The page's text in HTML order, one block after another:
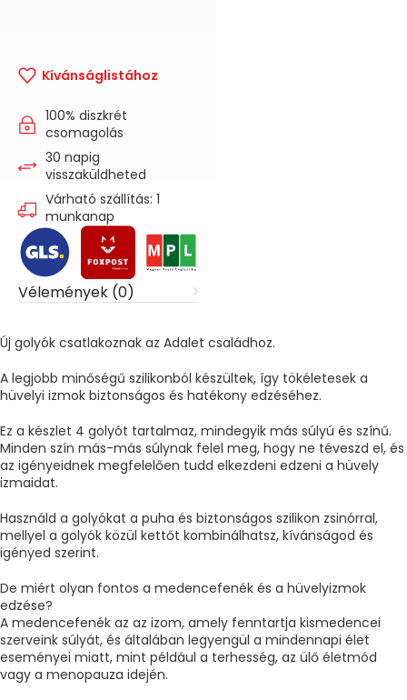
Kívánságlistához
100% diszkrét
csomagolás
30 napig
visszaküldheted
Várható szállítás: 1
munkanap
Vélemények (0)
Új golyók csatlakoznak az Adalet családhoz.
A legjobb minőségű szilikonból készültek, így tökéletesek a
hüvelyi izmok biztonságos és hatékony edzéséhez.
Ez a készlet 4 golyót tartalmaz, mindegyik más súlyú és színű.
Minden szín más-más súlynak felel meg, hogy ne téveszd el, és
az igényeidnek megfelelően tudd elkezdeni edzeni a hüvely
izmaidat.
Használd a golyókat a puha és biztonságos szilikon zsinórral,
mellyel a golyók közül kettőt kombinálhatsz, kívánságod és
igényed szerint.
De miért olyan fontos a medencefenék és a hüvelyizmok
edzése?
A medencefenék az az izom, amely fenntartja kismedencei
szerveink súlyát, és általában legyengül a mindennapi élet
eseményei miatt, mint például a terhesség, az ülő életmód
vagy a menopauza idején.